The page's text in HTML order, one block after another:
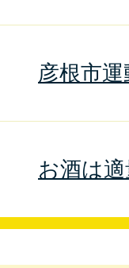
彦根市
お酒は